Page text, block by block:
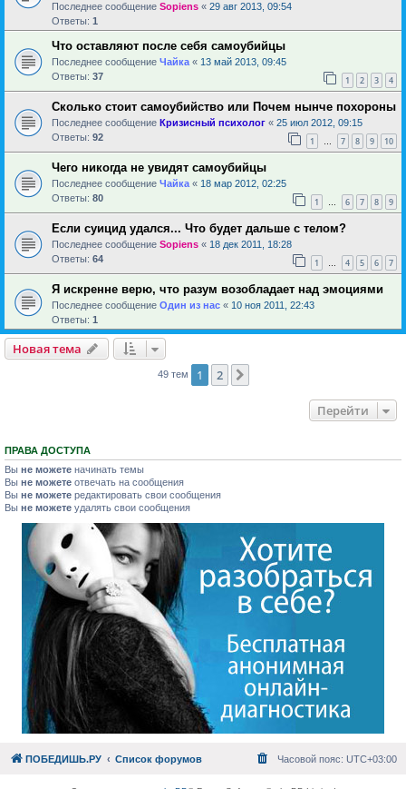
Последнее сообщение Sopiens « 29 авг 2013, 09:54
Ответы: 1
Что оставляют после себя самоубийцы
Последнее сообщение Чайка « 13 май 2013, 09:45
Ответы: 37 1 2 3 4
Сколько стоит самоубийство или Почем нынче похороны
Последнее сообщение Кризисный психолог « 25 июл 2012, 09:15
Ответы: 92 1 … 7 8 9 10
Чего никогда не увидят самоубийцы
Последнее сообщение Чайка « 18 мар 2012, 02:25
Ответы: 80 1 … 6 7 8 9
Если суицид удался... Что будет дальше с телом?
Последнее сообщение Sopiens « 18 дек 2011, 18:28
Ответы: 64 1 … 4 5 6 7
Я искренне верю, что разум возобладает над эмоциями
Последнее сообщение Один из нас « 10 ноя 2011, 22:43
Ответы: 1
Новая тема
49 тем 1 2
Перейти
ПРАВА ДОСТУПА
Вы не можете начинать темы
Вы не можете отвечать на сообщения
Вы не можете редактировать свои сообщения
Вы не можете удалять свои сообщения
ПОБЕДИШЬ.РУ Список форумов Часовой пояс: UTC+03:00